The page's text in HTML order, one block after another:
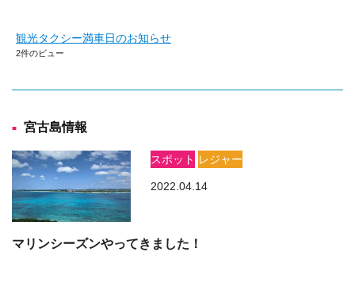
観光タクシー満車日のお知らせ
2件のビュー
宮古島情報
スポット レジャー
2022.04.14
マリンシーズンやってきました！